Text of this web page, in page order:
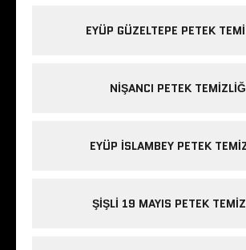
EYÜP GÜZELTEPE PETEK
NIŞANCI PETEK
EYÜP ISLAMBEY PETEK
ŞIŞLI 19 MAYIS PETEK